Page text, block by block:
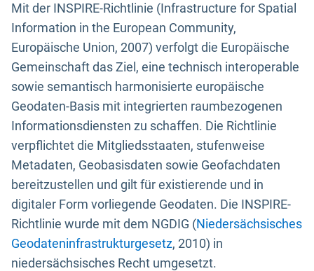
Mit der INSPIRE-Richtlinie (Infrastructure for Spatial
Information in the European Community,
Europäische Union, 2007) verfolgt die Europäische
Gemeinschaft das Ziel, eine technisch interoperable
sowie semantisch harmonisierte europäische
Geodaten-Basis mit integrierten raumbezogenen
Informationsdiensten zu schaffen. Die Richtlinie
verpflichtet die Mitgliedsstaaten, stufenweise
Metadaten, Geobasisdaten sowie Geofachdaten
bereitzustellen und gilt für existierende und in
digitaler Form vorliegende Geodaten. Die INSPIRE-
Richtlinie wurde mit dem NGDIG (Niedersächsisches
Geodateninfrastrukturgesetz, 2010) in
niedersächsisches Recht umgesetzt.